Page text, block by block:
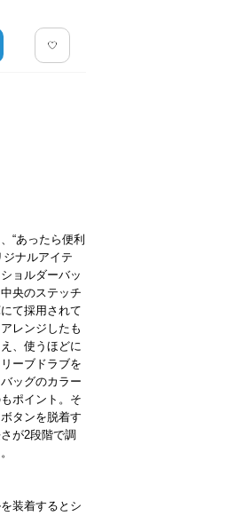
“あったら便利
ジナルアイテ
ョルダーバッ
央のステッチ
て採用されて
レンジしたも
、使うほどに
ーブドラブを
ッグのカラー
ポイント。そ
タンを脱着す
が2段階で調
装着するとシ